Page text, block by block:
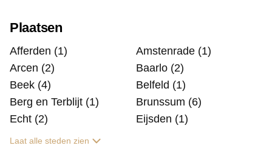
Plaatsen
Afferden (1)
Amstenrade (1)
Arcen (2)
Baarlo (2)
Beek (4)
Belfeld (1)
Berg en Terblijt (1)
Brunssum (6)
Echt (2)
Eijsden (1)
Laat alle steden zien